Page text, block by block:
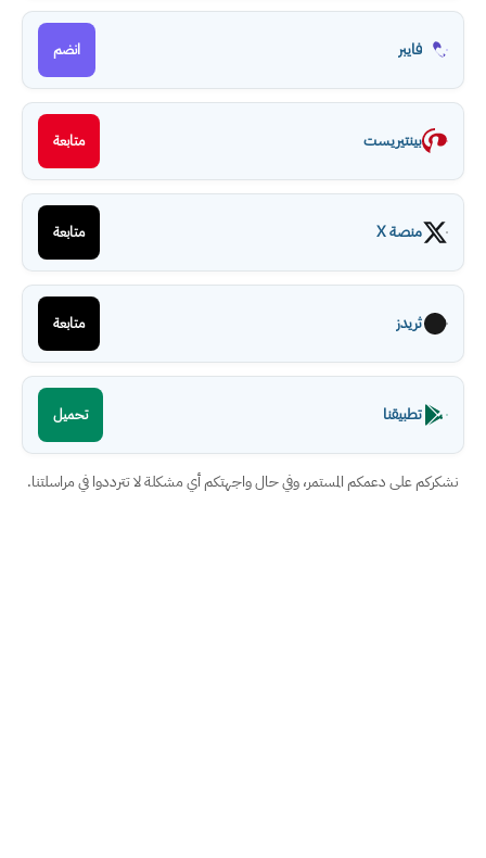
فايبر انضم
بينتيريست متابعة
منصة X متابعة
ثريدز متابعة
تطبيقنا تحميل
نشكركم على دعمكم المستمر، وفي حال واجهتكم أي مشكلة لا تترددوا في مراسلتنا.